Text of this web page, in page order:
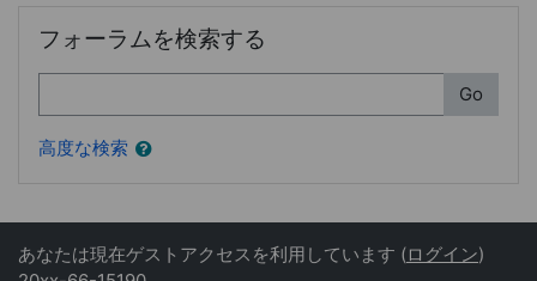
フォーラムを検索する
Go
高度な検索
あなたは現在ゲストアクセスを利用しています (ログイン)